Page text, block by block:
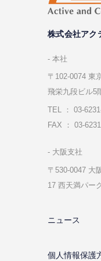
株式会社アク
本社
〒102-0074 東
飛栄九段ビル5
TEL ： 03-
FAX ： 03-
⼤阪⽀社
〒530-0047 ⼤
17 ⻄天満パー
ニュース
個⼈情報保護